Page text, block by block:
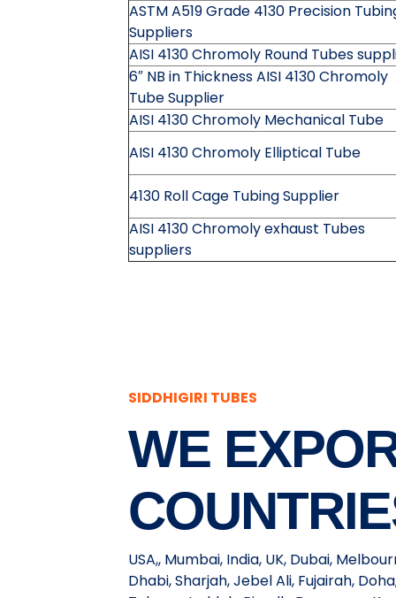
ASTM A519 Grade 4130 Precision
Suppliers
AISI 4130 Chromoly Round Tubes
6″ NB in Thickness AISI 4130 Chromoly
Tube Supplier
AISI 4130 Chromoly Mechanical Tube
AISI 4130 Chromoly Elliptical Tube
4130 Roll Cage Tubing Supplier
AISI 4130 Chromoly exhaust Tubes
suppliers
SIDDHIGIRI TUBES
WE
USA,, Mumbai, India, UK, Dubai,
Dhabi, Sharjah, Jebel Ali, Fujairah,